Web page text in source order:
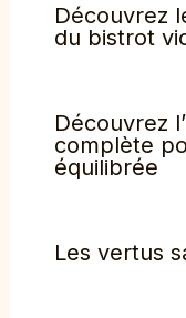
Découvrez
du bistrot
Découvrez
complète
équilibrée
Les vertus